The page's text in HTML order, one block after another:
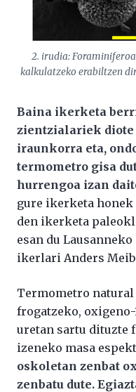
2. irudia:
kalkulatzeko erabiltzen
Baina ikerketa
zientzialariek diote
iraunkorra eta,
termometro gisa
hurrengoa izan
gure ikerketa
den ikerketa
esan du
ikerlari Anders
Termometro
frogatzeko,
uretan sartu dituzte
izeneko masa
oskoletan zenbat
zenbatu dute.